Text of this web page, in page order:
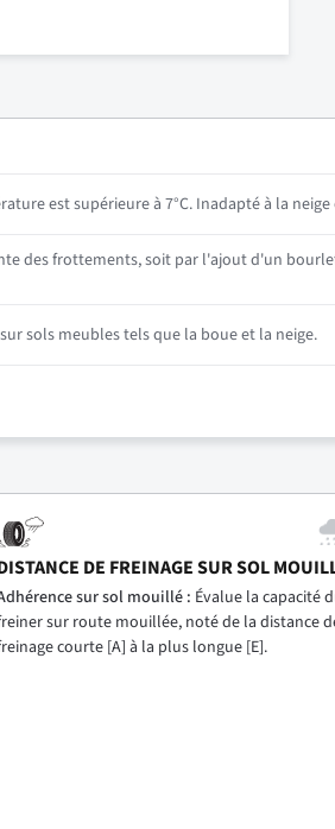
est supérieure à 7°C. Inadapté à la neige
des frottements, soit par l'ajout d'un
sols meubles tels que la boue et la neige.
DE FREINAGE SUR SOL
sur sol mouillé : Évalue la capacité
sur route mouillée, noté de la distance
courte [A] à la plus longue [E].